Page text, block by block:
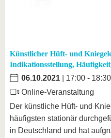
Künstlicher Hüft- und
Indikationsstellung,
06.10.2021 | 17:00 - 18:30
Online-Veranstaltung
Der künstliche Hüft- und
häufigsten stationär
in Deutschland und hat